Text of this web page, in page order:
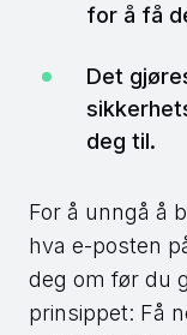
for å få
Det
deg til.
For å unngå å
hva e-posten
deg om før du
prinsippet: Få